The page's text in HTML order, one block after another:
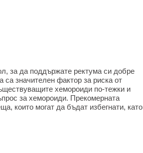
за да поддържате ректума си добре
са значителен фактор за риска от
хемороиди по-тежки и
за хемороиди. Прекомерната
които могат да бъдат избегнати, като